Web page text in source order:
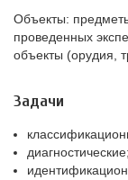
Объекты:
проведенных
объекты (орудия,
Задачи
диагностические;